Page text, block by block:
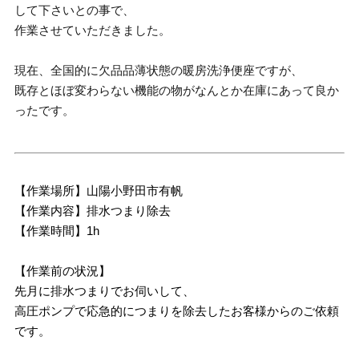
して下さいとの事で、
作業させていただきました。
現在、全国的に欠品品薄状態の暖房洗浄便座ですが、
既存とほぼ変わらない機能の物がなんとか在庫にあって良か
ったです。
【作業場所】山陽小野田市有帆
【作業内容】排水つまり除去
【作業時間】1h
【作業前の状況】
先月に排水つまりでお伺いして、
高圧ポンプで応急的につまりを除去したお客様からのご依頼
です。